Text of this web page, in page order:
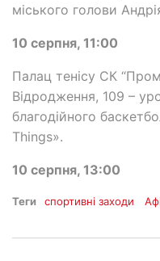
міського голови
10 серпня, 11:00
Палац тенісу СК
Відродження, 109 –
благодійного
Things».
10 серпня, 13:00
Теги спортивні заходи